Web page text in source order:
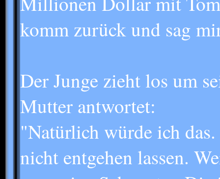
komm zurück und sag
Der Junge zieht los um
Mutter antwortet:
"Natürlich würde ich
nicht entgehen lassen.